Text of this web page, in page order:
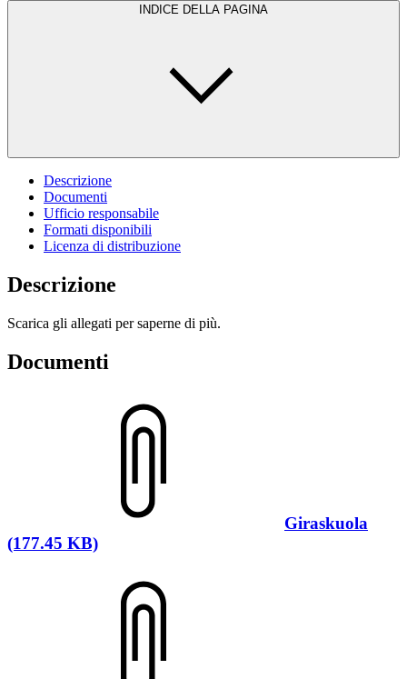
INDICE DELLA PAGINA
Descrizione
Documenti
Ufficio responsabile
Formati disponibili
Licenza di distribuzione
Descrizione
Scarica gli allegati per saperne di più.
Documenti
Giraskuola
(177.45 KB)